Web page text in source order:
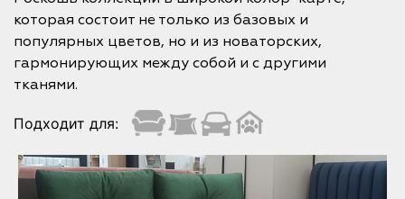
которая состоит не только из базовых и
популярных цветов, но и из новаторских,
гармонирующих между собой и с другими
тканями.
Подходит для: